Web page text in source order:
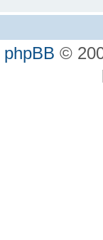
phpBB ©